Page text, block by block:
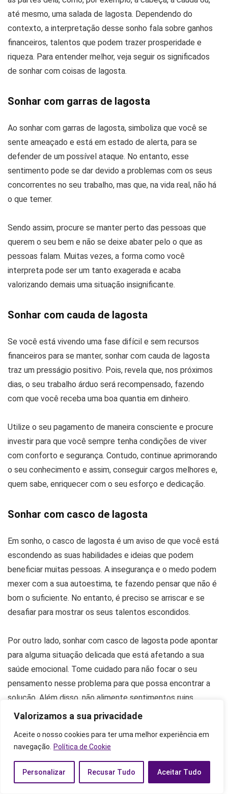
Valorizamos a sua privacidade
Aceite o nosso cookies para ter uma melhor experiência em
navegação.
Política de Cookie
Personalizar Recusar Tudo Aceitar Tudo
até mesmo, uma salada de lagosta. Dependendo do
contexto, a interpretação desse sonho fala sobre ganhos
financeiros, talentos que podem trazer prosperidade e
riqueza. Para entender melhor, veja seguir os significados
de sonhar com coisas de lagosta.
Sonhar com garras de lagosta
Ao sonhar com garras de lagosta, simboliza que você se
sente ameaçado e está em estado de alerta, para se
defender de um possível ataque. No entanto, esse
sentimento pode se dar devido a problemas com os seus
concorrentes no seu trabalho, mas que, na vida real, não há
o que temer.
Sendo assim, procure se manter perto das pessoas que
querem o seu bem e não se deixe abater pelo o que as
pessoas falam. Muitas vezes, a forma como você
interpreta pode ser um tanto exagerada e acaba
valorizando demais uma situação insignificante.
Sonhar com cauda de lagosta
Se você está vivendo uma fase difícil e sem recursos
financeiros para se manter, sonhar com cauda de lagosta
traz um presságio positivo. Pois, revela que, nos próximos
dias, o seu trabalho árduo será recompensado, fazendo
com que você receba uma boa quantia em dinheiro.
Utilize o seu pagamento de maneira consciente e procure
investir para que você sempre tenha condições de viver
com conforto e segurança. Contudo, continue aprimorando
o seu conhecimento e assim, conseguir cargos melhores e,
quem sabe, enriquecer com o seu esforço e dedicação.
Sonhar com casco de lagosta
Em sonho, o casco de lagosta é um aviso de que você está
escondendo as suas habilidades e ideias que podem
beneficiar muitas pessoas. A insegurança e o medo podem
mexer com a sua autoestima, te fazendo pensar que não é
bom o suficiente. No entanto, é preciso se arriscar e se
desafiar para mostrar os seus talentos escondidos.
Por outro lado, sonhar com casco de lagosta pode apontar
para alguma situação delicada que está afetando a sua
saúde emocional. Tome cuidado para não focar o seu
pensamento nesse problema para que possa encontrar a
solução. Além disso, não alimente sentimentos ruins,
perdoe e esqueça para poder seguir em frente, de forma
Apesar de parecer ter ligação com comida, sonhar com